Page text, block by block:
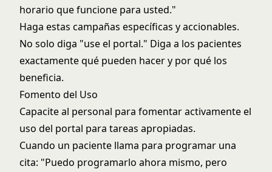
horario que funcione para usted."
Haga estas campañas específicas y accionables.
No solo diga "use el portal." Diga a los pacientes
exactamente qué pueden hacer y por qué los
beneficia.
Fomento del Uso
Capacite al personal para fomentar activamente el
uso del portal para tareas apropiadas.
Cuando un paciente llama para programar una
cita: "Puedo programarlo ahora mismo, pero